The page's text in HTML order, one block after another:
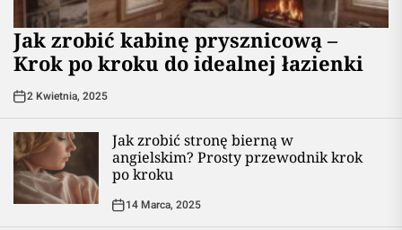
Jak zrobić kabinę prysznicową –
Krok po kroku do idealnej łazienki
2 Kwietnia, 2025
Jak zrobić stronę bierną w
angielskim? Prosty przewodnik krok
po kroku
14 Marca, 2025